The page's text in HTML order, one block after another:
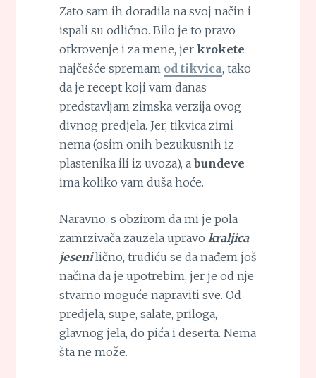
Zato sam ih doradila na svoj način i
ispali su odlično. Bilo je to pravo
otkrovenje i za mene, jer krokete
najčešće spremam od tikvica, tako
da je recept koji vam danas
predstavljam zimska verzija ovog
divnog predjela. Jer, tikvica zimi
nema (osim onih bezukusnih iz
plastenika ili iz uvoza), a bundeve
ima koliko vam duša hoće.
Naravno, s obzirom da mi je pola
zamrzivača zauzela upravo kraljica
jesenilično, trudiću se da nađem još
načina da je upotrebim, jer je od nje
stvarno moguće napraviti sve. Od
predjela, supe, salate, priloga,
glavnog jela, do pića i deserta. Nema
šta ne može.